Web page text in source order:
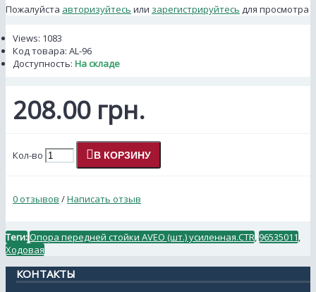
Пожалуйста авторизуйтесь или зарегистрируйтесь для просмотра
Views: 1083
Код товара: AL-96
Доступность: На складе
208.00 грн.
Кол-во В КОРЗИНУ
0 отзывов /Написать отзыв
Теги:Опора передней стойки AVEO (шт.) усиленная.CTR 96535011
Ходовая
КОНТАКТЫ